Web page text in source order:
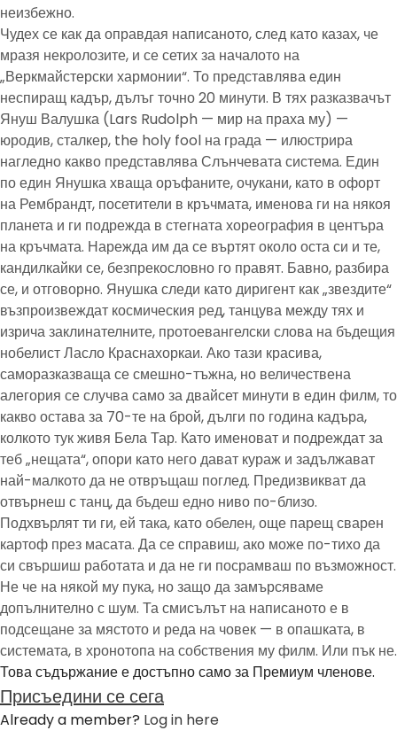
неизбежно.
Чудех се как да оправдая написаното, след като казах, че
мразя некролозите, и се сетих за началото на
„Веркмайстерски хармонии“. То представлява един
неспиращ кадър, дълъг точно 20 минути. В тях разказвачът
Януш Валушка (Lars Rudolph — мир на праха му) —
юродив, сталкер, the holy fool на града — илюстрира
нагледно какво представлява Слънчевата система. Един
по един Янушка хваща оръфаните, очукани, като в офорт
на Рембрандт, посетители в кръчмата, именова ги на някоя
планета и ги подрежда в стегната хореография в центъра
на кръчмата. Нарежда им да се въртят около оста си и те,
кандилкайки се, безпрекословно го правят. Бавно, разбира
се, и отговорно. Янушка следи като диригент как „звездите“
възпроизвеждат космическия ред, танцува между тях и
изрича заклинателните, протоевангелски слова на бъдещия
нобелист Ласло Краснахоркаи. Ако тази красива,
саморазказваща се смешно-тъжна, но величествена
алегория се случва само за двайсет минути в един филм, то
какво остава за 70-те на брой, дълги по година кадъра,
колкото тук живя Бела Тар. Като именоват и подреждат за
теб „нещата“, опори като него дават кураж и задължават
най-малкото да не отвръщаш поглед. Предизвикват да
отвърнеш с танц, да бъдеш едно ниво по-близо.
Подхвърлят ти ги, ей така, като обелен, още парещ сварен
картоф през масата. Да се справиш, ако може по-тихо да
си свършиш работата и да не ги посрамваш по възможност.
Не че на някой му пука, но защо да замърсяваме
допълнително с шум. Та смисълът на написаното е в
подсещане за мястото и реда на човек — в опашката, в
системата, в хронотопа на собствения му филм. Или пък не.
Това съдържание е достъпно само за Премиум членове.
Присъедини се сега
Already a member? Log in here